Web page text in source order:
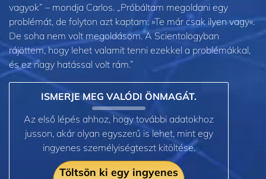
vagyok” – mondja Carlos. „Próbáltam megoldani egy
problémát, de folyton azt kaptam: »Te már csak ilyen vagy«.
De soha nem volt megoldásom. A Scientologyban
rájöttem, hogy lehet valamit tenni ezekkel a problémákkal,
és ez nagy hatással volt rám.”
ISMERJE MEG VALÓDI ÖNMAGÁT.
Az első lépés ahhoz, hogy további adatokhoz
jusson, akár olyan egyszerű is lehet, mint egy
ingyenes személyiségteszt kitöltése.
Töltsön ki egy ingyenes